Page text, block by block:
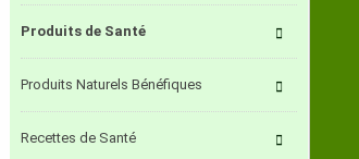
Produits de Santé
Produits Naturels Bénéfiques
Recettes de Santé